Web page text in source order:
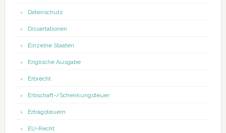
Datenschutz
Dissertationen
Einzelne Staaten
Englische Ausgabe
Erbrecht
Erbschaft-/Schenkungsteuer
Ertragsteuern
EU-Recht